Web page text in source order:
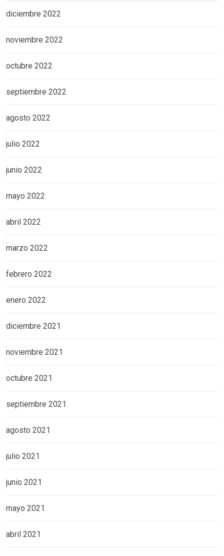
diciembre 2022
noviembre 2022
octubre 2022
septiembre 2022
agosto 2022
julio 2022
junio 2022
mayo 2022
abril 2022
marzo 2022
febrero 2022
enero 2022
diciembre 2021
noviembre 2021
octubre 2021
septiembre 2021
agosto 2021
julio 2021
junio 2021
mayo 2021
abril 2021